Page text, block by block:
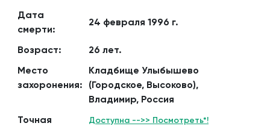
Дата
смерти:
24 февраля 1996 г.
Возраст:
26 лет.
Место
захоронения:
Кладбище Улыбышево
(Городское, Высоково),
Владимир, Россия
Точная
Доступна -->> Посмотреть*!